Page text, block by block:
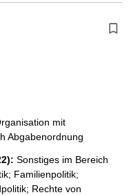
mit
Abgabenordnung
Sonstiges im Bereich
Familienpolitik;
Rechte von